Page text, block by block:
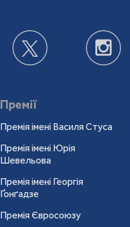
Премії
Премія імені Василя Стуса
Премія імені Юрія
Шевельова
Премія імені Георгія
Ґонґадзе
Премія Євросоюзу